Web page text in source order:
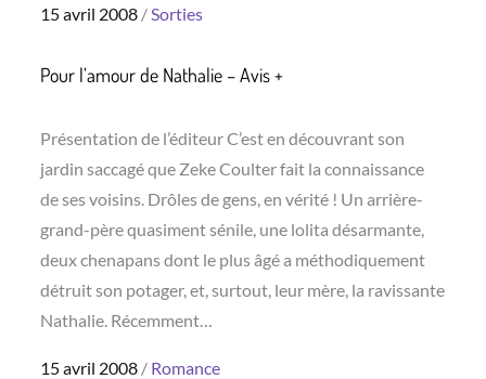
Posted
15 avril 2008 Sorties
Pour l’amour de Nathalie – Avis +
Présentation de l’éditeur C’est en découvrant son
jardin saccagé que Zeke Coulter fait la connaissance
de ses voisins. Drôles de gens, en vérité ! Un arrière-
grand-père quasiment sénile, une lolita désarmante,
deux chenapans dont le plus âgé a méthodiquement
détruit son potager, et, surtout, leur mère, la ravissante
Nathalie. Récemment…
Posted
15 avril 2008 Romance